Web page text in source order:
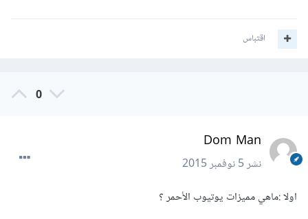
اقتباس
0
Dom Man
نشر5 نوفمبر 2015
اولا :ماهي مميزات يوتيوب الأحمر ؟